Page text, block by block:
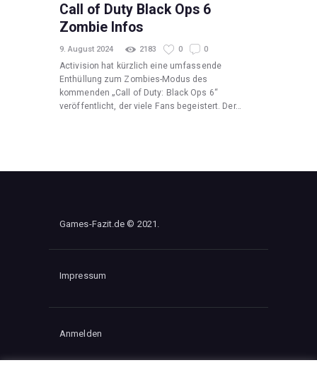
Call of Duty Black Ops 6
Zombie Infos
9. August 2024 2183 0 0
Activision hat kürzlich eine umfassende
Enthüllung zum Zombies-Modus des
kommenden „Call of Duty: Black Ops 6“
veröffentlicht, der viele Fans begeistert. Der…
Games-Fazit.de © 2021.
Impressum
Anmelden